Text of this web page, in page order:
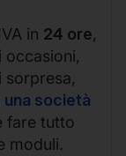
in 24 ore,
occasioni,
sorpresa,
società
fare tutto
moduli.